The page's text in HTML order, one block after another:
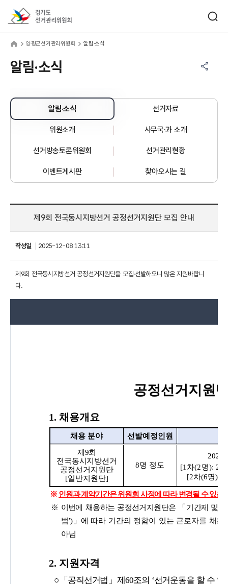
양평군선거관리위원회 알림·소식
알림·소식
알림·소식 선거자료
위원소개 사무국·과 소개
선거방송토론위원회 선거관리현황
이벤트게시판 찾아오시는 길
제9회 전국동시지방선거 공정선거지원단 모집 안내
작성일 2025-12-08 13:11
제9회 전국동시지방선거 공정선거지원단을 모집·선발하오니 많은 지원바랍니
다.